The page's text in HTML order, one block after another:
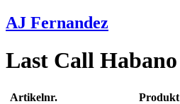
AJ Fernandez
Last Call Habano
Artikelnr. Produkt